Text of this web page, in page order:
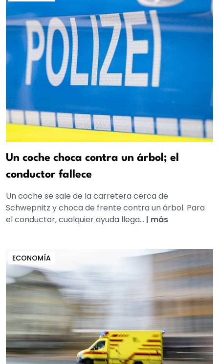
Un coche choca contra un árbol; el
conductor fallece
Un coche se sale de la carretera cerca de
Schwepnitz y choca de frente contra un árbol. Para
el conductor, cualquier ayuda llega... | más
ECONOMÍA